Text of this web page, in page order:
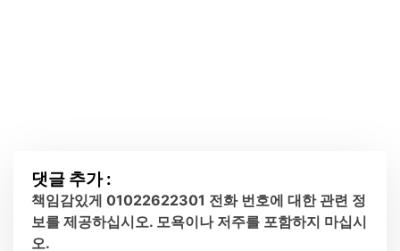
댓글 추가 :
책임감있게 01022622301 전화 번호에 대한 관련 정
보를 제공하십시오. 모욕이나 저주를 포함하지 마십시
오.